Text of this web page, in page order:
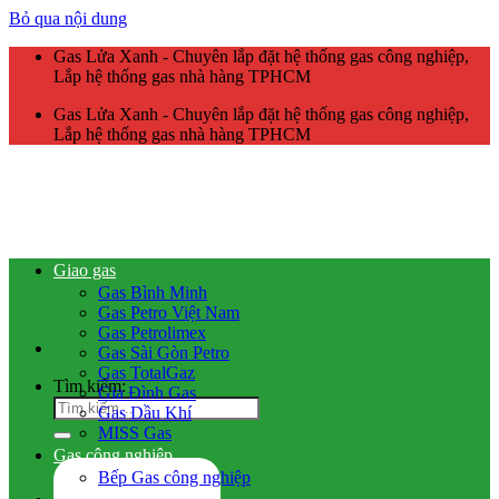
Bỏ qua nội dung
Gas Lửa Xanh - Chuyên lắp đặt hệ thống gas công nghiệp,
Lắp hệ thống gas nhà hàng TPHCM
Gas Lửa Xanh - Chuyên lắp đặt hệ thống gas công nghiệp,
Lắp hệ thống gas nhà hàng TPHCM
Tìm kiếm:
Giao gas
Gas Bình Minh
Gas Petro Việt Nam
Gas Petrolimex
Gas Sài Gòn Petro
Gas TotalGaz
Gia Đình Gas
Gas Dầu Khí
MISS Gas
Gas công nghiệp
Bếp Gas công nghiệp